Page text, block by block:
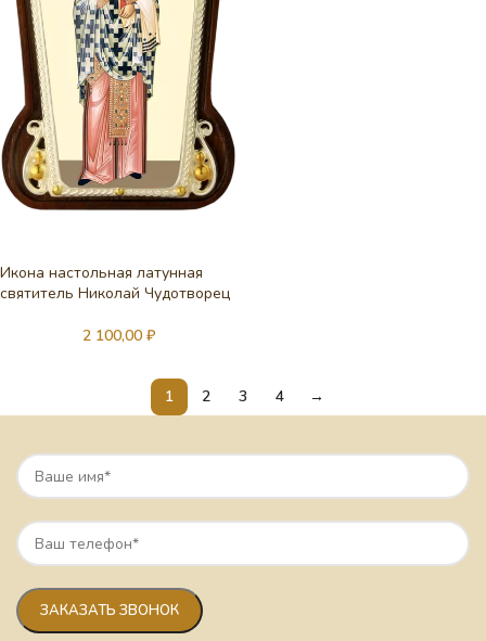
Икона настольная латунная
святитель Николай Чудотворец
2 100,00 ₽
1 2 3 4 →